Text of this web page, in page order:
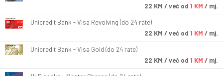
22 KM / već od 1 KM / mj.
Unicredit Bank - Visa Revolving (do 24 rate)
22 KM / već od 1 KM / mj.
Unicredit Bank - Visa Gold (do 24 rate)
22 KM / već od 1 KM / mj.